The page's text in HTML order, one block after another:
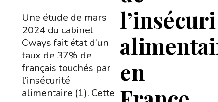
en
Une étude de mars
2024 du cabinet
Cways fait état d’un
taux de 37% de
français touchés par
l’insécurité
alimentaire (1). Cette